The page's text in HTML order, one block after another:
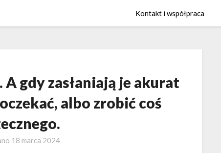
Kontakt i współpraca
A gdy zasłaniają je akurat
albo zrobić coś
18 marca 2024